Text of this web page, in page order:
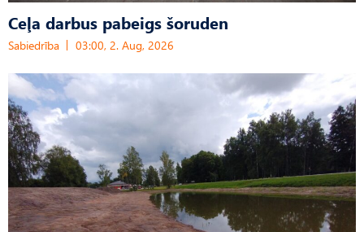
Ceļa darbus pabeigs šoruden
Sabiedrība 03:00, 2. Aug, 2026